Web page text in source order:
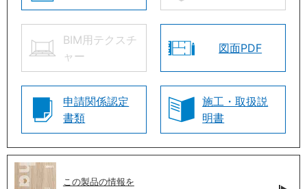
BIM用テクスチ
ャー
図面PDF
申請関係認定
書類
施工・取扱説
明書
この製品の情報を